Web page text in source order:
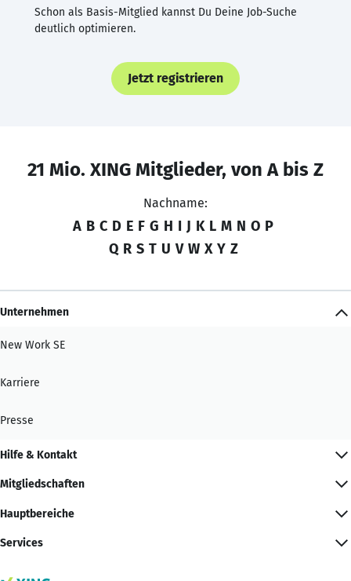
Schon als Basis-Mitglied kannst Du Deine Job-Suche
deutlich optimieren.
Jetzt registrieren
21 Mio. XING Mitglieder, von A bis Z
Nachname:
A B C D E F G H I J K L M N O P
Q R S T U V W X Y Z
Unternehmen
New Work SE
Karriere
Presse
Hilfe & Kontakt
Mitgliedschaften
Hauptbereiche
Services